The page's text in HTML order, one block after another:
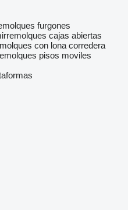
furgones
cajas abiertas
con lona corredera
pisos moviles